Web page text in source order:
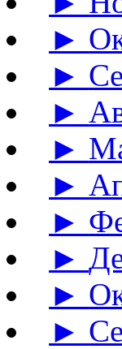
►
►
►
►
►
►
►
►
►